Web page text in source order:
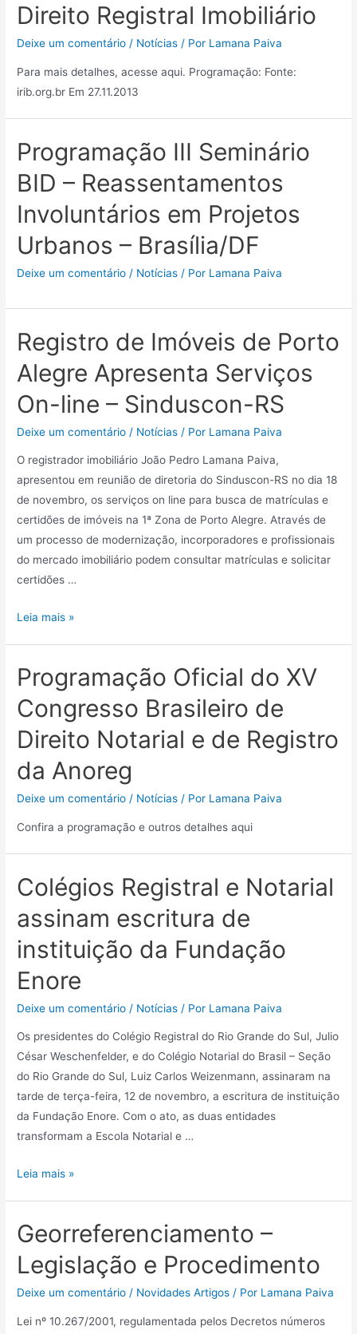
Direito Registral Imobiliário
Deixe um comentário / Notícias / Por Lamana Paiva
Para mais detalhes, acesse aqui. Programação: Fonte:
irib.org.br Em 27.11.2013
Programação III Seminário
BID – Reassentamentos
Involuntários em Projetos
Urbanos – Brasília/DF
Deixe um comentário / Notícias / Por Lamana Paiva
Registro de Imóveis de Porto
Alegre Apresenta Serviços
On-line – Sinduscon-RS
Deixe um comentário / Notícias / Por Lamana Paiva
O registrador imobiliário João Pedro Lamana Paiva,
apresentou em reunião de diretoria do Sinduscon-RS no dia 18
de novembro, os serviços on line para busca de matrículas e
certidões de imóveis na 1ª Zona de Porto Alegre. Através de
um processo de modernização, incorporadores e profissionais
do mercado imobiliário podem consultar matrículas e solicitar
certidões …
Leia mais »
Programação Oficial do XV
Congresso Brasileiro de
Direito Notarial e de Registro
da Anoreg
Deixe um comentário / Notícias / Por Lamana Paiva
Confira a programação e outros detalhes aqui
Colégios Registral e Notarial
assinam escritura de
instituição da Fundação
Enore
Deixe um comentário / Notícias / Por Lamana Paiva
Os presidentes do Colégio Registral do Rio Grande do Sul, Julio
César Weschenfelder, e do Colégio Notarial do Brasil – Seção
do Rio Grande do Sul, Luiz Carlos Weizenmann, assinaram na
tarde de terça-feira, 12 de novembro, a escritura de instituição
da Fundação Enore. Com o ato, as duas entidades
transformam a Escola Notarial e …
Leia mais »
Georreferenciamento –
Legislação e Procedimento
Deixe um comentário / Novidades Artigos / Por Lamana Paiva
Lei nº 10.267/2001, regulamentada pelos Decretos números